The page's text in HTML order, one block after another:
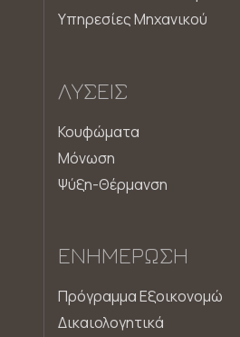
Υπηρεσίες Μηχανικού
ΛΎΣΕΙΣ
Κουφώματα
Μόνωση
Ψύξη-Θέρμανση
ΕΝΗΜΈΡΩΣΗ
Πρόγραμμα Εξοικονομώ
Δικαιολογητικά